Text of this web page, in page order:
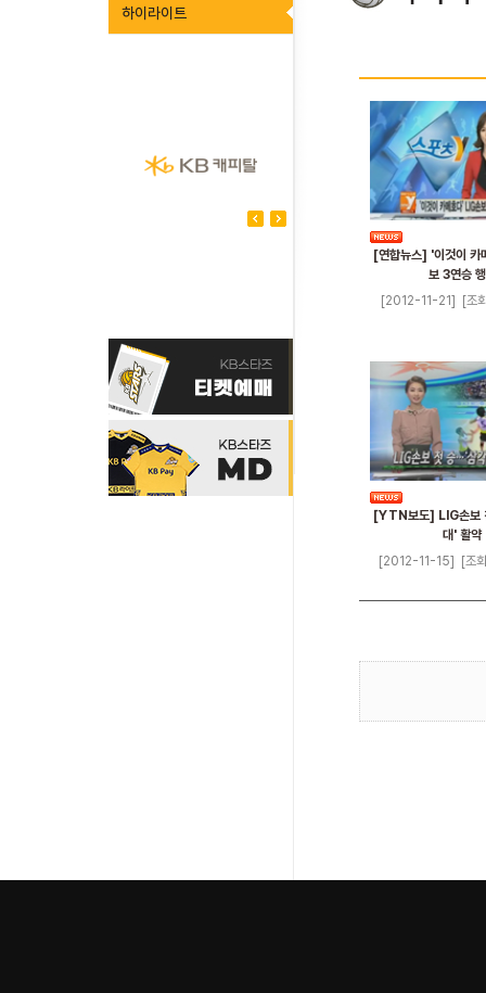
하이라이트
[연합뉴스] '이것이 카
보 3연승
[2012-11-21]
[조
[YTN보도] LIG손보
대' 활약
[2012-11-15]
[조